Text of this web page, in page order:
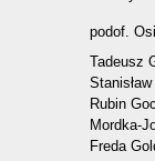
podof.
Tadeusz
Stanisław
Rubin
Mordka-
Freda